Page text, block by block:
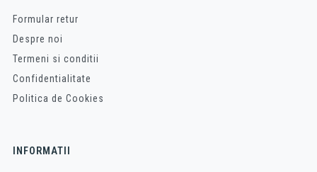
Formular retur
Despre noi
Termeni si conditii
Confidentialitate
Politica de Cookies
INFORMATII